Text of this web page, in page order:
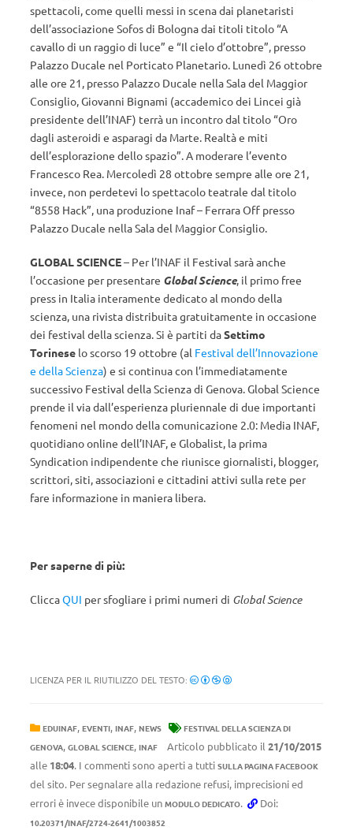
spettacoli, come quelli messi in scena dai planetaristi
dell’associazione Sofos di Bologna dai titoli titolo “A
cavallo di un raggio di luce” e “Il cielo d’ottobre”, presso
Palazzo Ducale nel Porticato Planetario. Lunedì 26 ottobre
alle ore 21, presso Palazzo Ducale nella Sala del Maggior
Consiglio, Giovanni Bignami (accademico dei Lincei già
presidente dell’INAF) terrà un incontro dal titolo “Oro
dagli asteroidi e asparagi da Marte. Realtà e miti
dell’esplorazione dello spazio”. A moderare l’evento
Francesco Rea. Mercoledì 28 ottobre sempre alle ore 21,
invece, non perdetevi lo spettacolo teatrale dal titolo
“8558 Hack”, una produzione Inaf – Ferrara Off presso
Palazzo Ducale nella Sala del Maggior Consiglio.
GLOBAL SCIENCE– Per l’INAF il Festival sarà anche
l’occasione per presentare Global Science, il primo free
press in Italia interamente dedicato al mondo della
scienza, una rivista distribuita gratuitamente in occasione
dei festival della scienza. Si è partiti daSettimo
Torinese lo scorso 19 ottobre (al Festival dell’Innovazione
e della Scienza) e si continua con l’immediatamente
successivo Festival della Scienza di Genova. Global Science
prende il via dall’esperienza pluriennale di due importanti
fenomeni nel mondo della comunicazione 2.0: Media INAF,
quotidiano online dell’INAF, e Globalist, la prima
Syndication indipendente che riunisce giornalisti, blogger,
scrittori, siti, associazioni e cittadini attivi sulla rete per
fare informazione in maniera libera.
Per saperne di più:
CliccaQUI per sfogliare i primi numeri di Global Science
LICENZA PER IL RIUTILIZZO DEL TESTO:
EDUINAF, EVENTI, INAF, NEWS
FESTIVAL DELLA SCIENZA DI
GENOVA, GLOBAL SCIENCE, INAF Articolo pubblicato il 21/10/2015
alle 18:04. I commenti sono aperti a tutti SULLA PAGINA FACEBOOK
del sito. Per segnalare alla redazione refusi, imprecisioni ed
errori è invece disponibile un MODULO DEDICATO. Doi:
10.20371/INAF/2724-2641/1003852